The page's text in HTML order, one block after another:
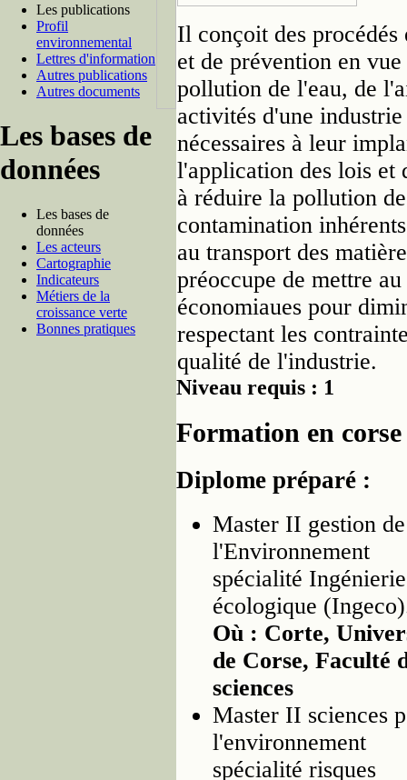
Les publications
Profil
environnemental
Lettres d'information
Autres publications
Autres documents
Les bases de
données
Les bases de
données
Les acteurs
Cartographie
Indicateurs
Métiers de la
croissance verte
Bonnes pratiques
Il conçoit des procédés
et de prévention en
pollution de l'eau, de
activités d'une
nécessaires à leur
l'application des lois et
à réduire la pollution
contamination
au transport des
préoccupe de mettre
économiaues pour
respectant les
qualité de l'industrie.
Niveau requis : 1
Formation en corse
Diplome préparé :
Master II gestion de
l'Environnement
spécialité Ingénierie
écologique
Où : Corte,
de Corse, Faculté
sciences
Master II sciences
l'environnement
spécialité risques